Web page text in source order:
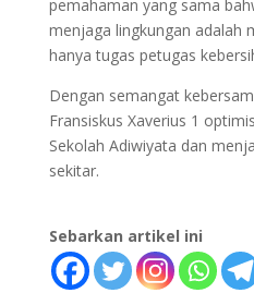
pemahaman yang sama
menjaga lingkungan adalah
hanya tugas petugas
Dengan semangat
Fransiskus Xaverius 1
Sekolah Adiwiyata dan
sekitar.
Sebarkan artikel ini